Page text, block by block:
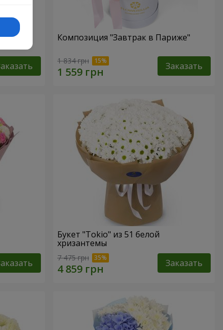
Композиция "Завтрак в Париже"
1 834 грн Заказать
Букет "Tokio" из 51 белой
хризантемы
7 475 грн Заказать